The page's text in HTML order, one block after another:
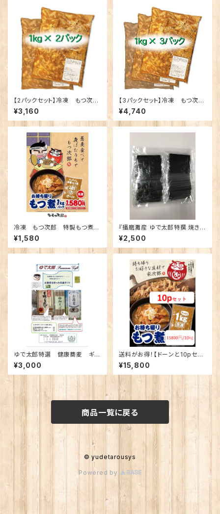
【2パックセット】冷凍 もつ次
郎 特製もつ煮 たっぷり2kg
(1kgパック×2)
¥3,160
【3パックセット】冷凍 もつ次
郎 特製もつ煮 たっぷり3kg
(1kgパック×3)
¥4,740
冷凍 もつ次郎 特製もつ煮
たっぷり1kgパック
¥1,580
『播磨灘産 ゆで太郎特撰 焼き海
苔』※実際に店舗で使用してい
る商品です。あの美味しさそのま
まを お値打ち価格でお届けしま
¥2,500
ゆで太郎特選 健康蕎麦 ギフ
ト
¥3,000
送料がお得！【ドーンと10pセッ
ト】冷凍 もつ次郎 特製もつ
煮 たっぷり10kg (1kgパック×
10)
¥15,800
商品一覧に戻る
© yudetarousys
Powered by